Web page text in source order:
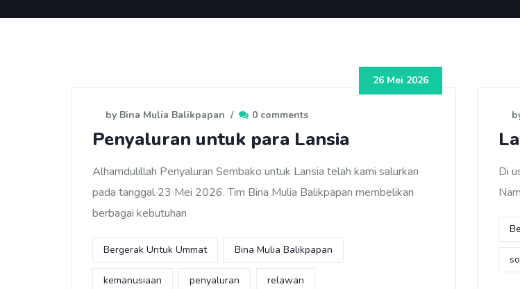
26 Mei 2026
by Bina Mulia Balikpapan / 0 comments
Penyaluran untuk para Lansia
Alhamdulillah Penyaluran Sembako untuk Lansia telah kami salurkan
pada tanggal 23 Mei 2026. Tim Bina Mulia Balikpapan membelikan
berbagai kebutuhan
Bergerak Untuk Ummat Bina Mulia Balikpapan
kemanusiaan penyaluran relawan
Di